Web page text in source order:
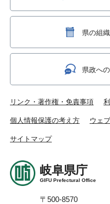
県の組
県政へ
リンク・著作権・免責事項
個人情報保護の考え方 ウェ
サイトマップ
岐阜県庁
GIFU Prefectural Office
〒500-8570